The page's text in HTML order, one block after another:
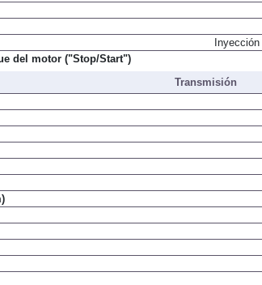
Transmisión